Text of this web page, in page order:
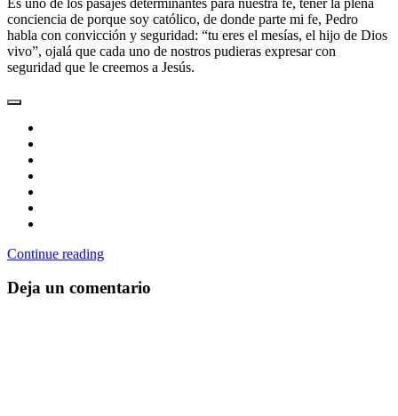
conciencia de porque soy católico, de donde parte mi fe, Pedro
habla con convicción y seguridad: “tu eres el mesías, el hijo de Dios
vivo”, ojalá que cada uno de nostros pudieras expresar con
seguridad que le creemos a Jesús.
Continue reading
Deja un comentario